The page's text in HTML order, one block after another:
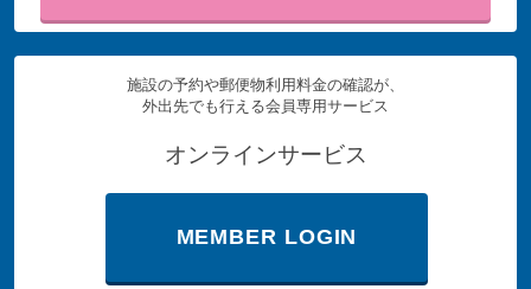
施設の予約や郵便物利用料金の確認が、
外出先でも行える会員専用サービス
オンラインサービス
MEMBER LOGIN